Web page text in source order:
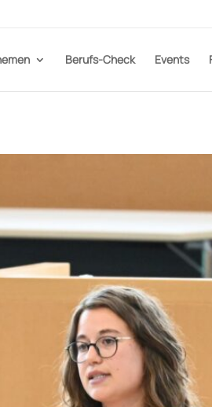
Berufs-Check Events